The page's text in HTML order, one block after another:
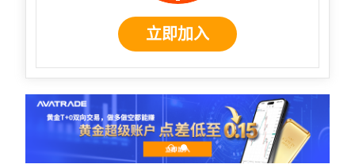
立即加入